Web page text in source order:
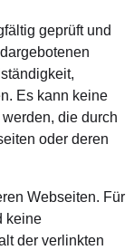
geprüft und
Es kann keine
die durch
oder deren
Webseiten. Für
keine
der verlinkten